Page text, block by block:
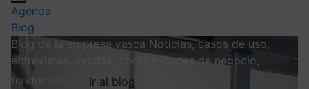
Agenda
Blog
Blog de la empresa vasca Noticias, casos de uso,
entrevistas, ayudas, oportunidades de negocio,
tendencias…
Ir al blog